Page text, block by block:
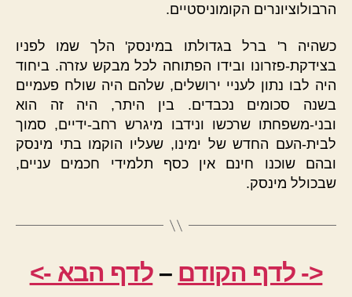
הרבולוציונרים הקומוניסטיים.
כשהיה ר' ברל בגדולתו במינסק' הלך שמו לפניו
בצידקת-פזרונו ובידו הפתוחה לכל מבקש עזרה. ביחוד
היה לבו נתון לעניי ירושלים, שלהם היה שולח פעמיים
בשנה סכומים נכבדים. בין היתר, היה זה הוא
ובני-משפחתו שרכשו ונידבו מיגרש רחב-ידיים, סמוך
לבית-העם החדש של ימינו, שעליו הוקמו בתי מינסק
ובהם שוכנו חינם אין כסף תלמידי חכמים עניים,
שבכולל מינסק.
<- לדף הקודם –לדף הבא ->